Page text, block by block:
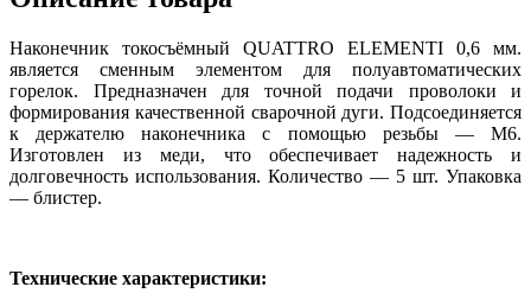
Наконечник токосъёмный QUATTRO ELEMENTI 0,6 мм.
является сменным элементом для полуавтоматических
горелок. Предназначен для точной подачи проволоки и
формирования качественной сварочной дуги. Подсоединяется
к держателю наконечника с помощью резьбы — М6.
Изготовлен из меди, что обеспечивает надежность и
долговечность использования. Количество — 5 шт. Упаковка
— блистер.
Технические характеристики: